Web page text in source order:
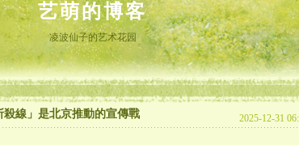
艺萌的博客
凌波仙子的艺术花园
線」是北京推動的宣傳戰 2025-12-31